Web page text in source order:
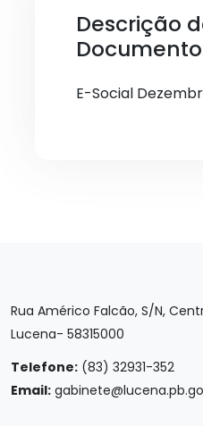
Descrição
E-Social
Rua Américo Falcão, S/N,
Lucena- 58315000
Telefone: (83) 32931-352
Email: